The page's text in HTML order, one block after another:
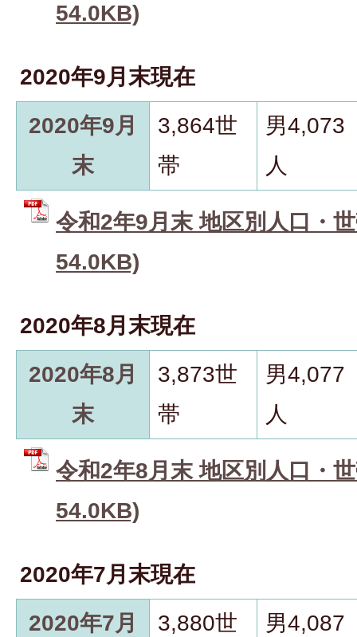
54.0KB)
2020年9月末現在
2020年9月
末
3,864世
帯
男4,073
人
令和2年9月末 地区別人口・
54.0KB)
2020年8月末現在
2020年8月
末
3,873世
帯
男4,077
人
令和2年8月末 地区別人口・
54.0KB)
2020年7月末現在
2020年7月
3,880世
男4,087